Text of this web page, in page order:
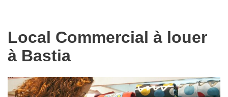
Local Commercial à louer
à Bastia